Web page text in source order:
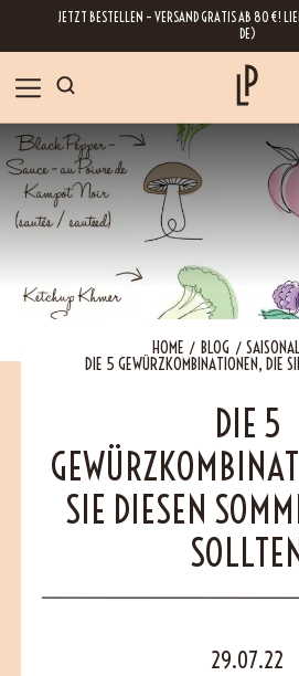
JETZT BESTELLEN – VERSAND GRATIS AB 80 €!
DE)
SHOP
GESCHENKE
BLOG
REZEPTE
ÜBER UNS
Contact
HOME BLOG
DIE 5 GEWÜRZKOMBINATIONEN, DIE
DIE 5
SIE DIESEN
29.07.22
Wenn Sie Ihre E-Mail-Adresse hinterlassen,
Newslettern, die reich an Tipps, Inspirationen und
neuesten Entwicklungen sind.
jederzeit möglich.